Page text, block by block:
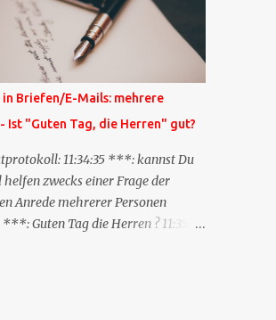
Blog. Bitte vermerke das doch,
Leser auch mal vorbeischauen,
zu deinem Inhalt zu sagen hatte."
wird
in dem 'mein' Blog an die
des Anderen einen 'Ping'
ein paar Parameter übergibt
Eintrags, Kurzzitat meines
Praktisch muss man nichts
tun, als die TrackbackURL beim
Briefen/E-Mails: mehrere
Ist "Guten Tag, die Herren" gut?
11:34:35 ***: kannst Du
zwecks einer Frage der
Anrede mehrerer Personen
***: Guten Tag die Herren ? 11:35:07